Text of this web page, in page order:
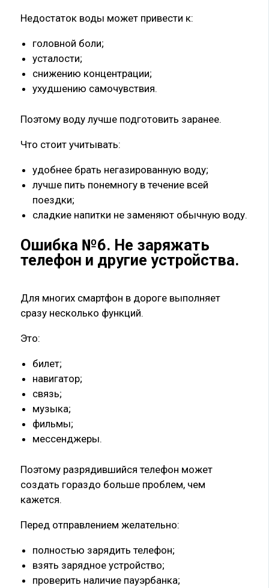
Недостаток воды может привести к:
головной боли;
усталости;
снижению концентрации;
ухудшению самочувствия.
Поэтому воду лучше подготовить заранее.
Что стоит учитывать:
удобнее брать негазированную воду;
лучше пить понемногу в течение всей
поездки;
сладкие напитки не заменяют обычную воду.
Ошибка №6. Не заряжать
телефон и другие устройства.
Для многих смартфон в дороге выполняет
сразу несколько функций.
Это:
билет;
навигатор;
связь;
музыка;
фильмы;
мессенджеры.
Поэтому разрядившийся телефон может
создать гораздо больше проблем, чем
кажется.
Перед отправлением желательно:
полностью зарядить телефон;
взять зарядное устройство;
проверить наличие пауэрбанка;